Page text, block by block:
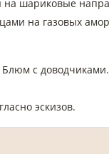
на шариковые
на газовых
с
эскизов.